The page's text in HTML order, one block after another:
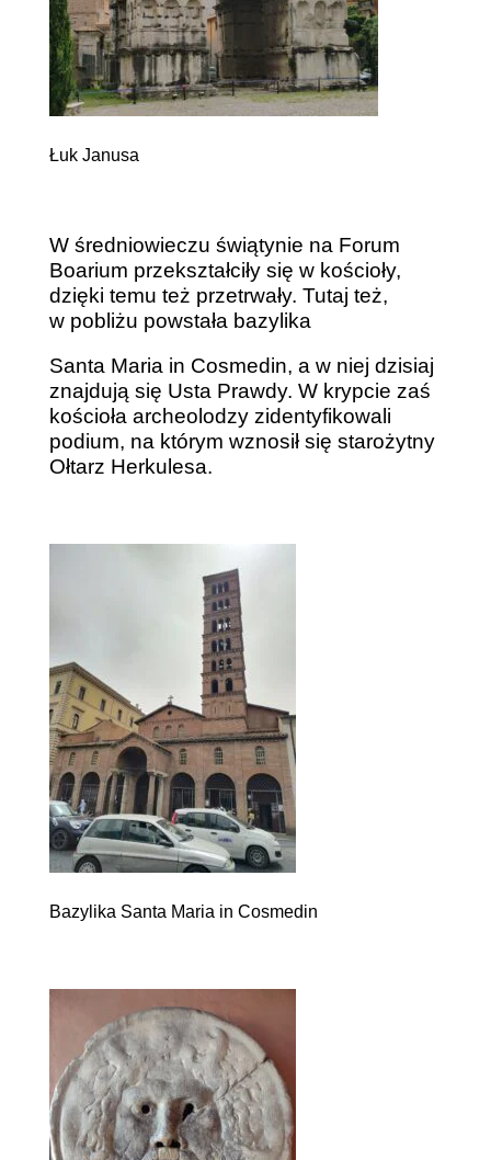
Łuk Janusa
W średniowieczu świątynie na Forum
Boarium przekształciły się w kościoły,
dzięki temu też przetrwały. Tutaj też,
w pobliżu powstała bazylika
Santa Maria in Cosmedin, a w niej dzisiaj
znajdują się Usta Prawdy. W krypcie zaś
kościoła archeolodzy zidentyfikowali
podium, na którym wznosił się starożytny
Ołtarz Herkulesa.
Bazylika Santa Maria in Cosmedin